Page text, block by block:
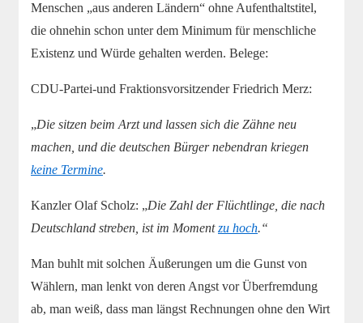
Menschen „aus anderen Ländern“ ohne Aufenthaltstitel,
die ohnehin schon unter dem Minimum für menschliche
Existenz und Würde gehalten werden. Belege:
CDU-Partei-und Fraktionsvorsitzender Friedrich Merz:
„Die sitzen beim Arzt und lassen sich die Zähne neu
machen, und die deutschen Bürger nebendran kriegen
keine Termine.
Kanzler Olaf Scholz: „Die Zahl der Flüchtlinge, die nach
Deutschland streben, ist im Momentzu hoch.“
Man buhlt mit solchen Äußerungen um die Gunst von
Wählern, man lenkt von deren Angst vor Überfremdung
ab, man weiß, dass man längst Rechnungen ohne den Wirt